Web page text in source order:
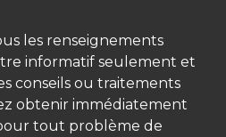
les renseignements
informatif seulement et
conseils ou traitements
obtenir immédiatement
tout problème de